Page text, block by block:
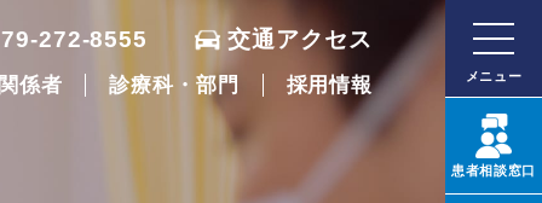
272-8555 交通アクセス
係者 診療科・部門 採用情報 メニュー
患者相談窓口